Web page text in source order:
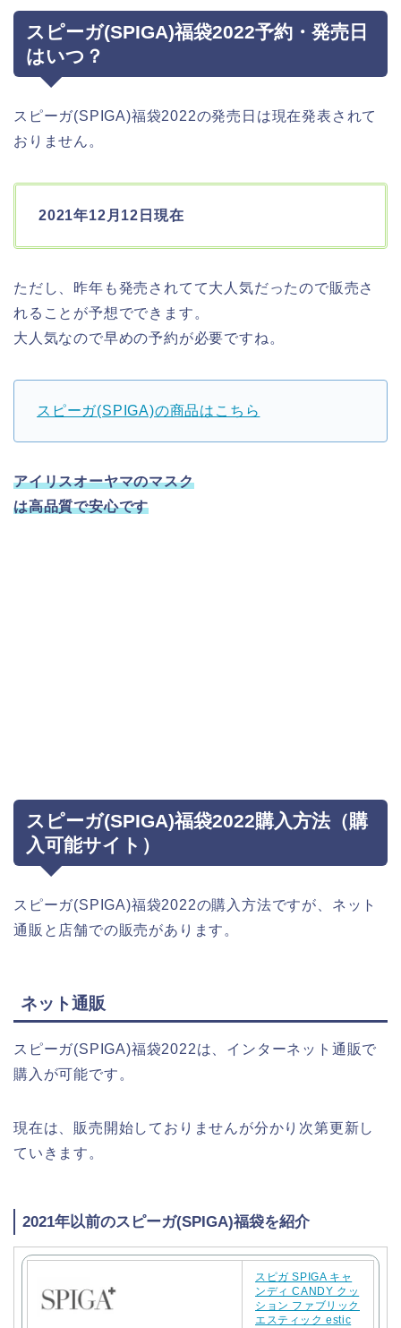
スピーガ(SPIGA)福袋2022予約・発売日
はいつ？
スピーガ(SPIGA)福袋2022の発売日は現在発表されて
おりません。
2021年12月12日現在
ただし、昨年も発売されてて大人気だったので販売さ
れることが予想でできます。
大人気なので早めの予約が必要ですね。
スピーガ(SPIGA)の商品はこちら
アイリスオーヤマのマスク
は高品質で安心です
スピーガ(SPIGA)福袋2022購入方法（購
入可能サイト）
スピーガ(SPIGA)福袋2022の購入方法ですが、ネット
通販と店舗での販売があります。
ネット通販
スピーガ(SPIGA)福袋2022は、インターネット通販で
購入が可能です。
現在は、販売開始しておりませんが分かり次第更新し
ていきます。
2021年以前のスピーガ(SPIGA)福袋を紹介
スピガ SPIGA キャ
ンディ CANDY クッ
ション ファブリック
エスティック estic